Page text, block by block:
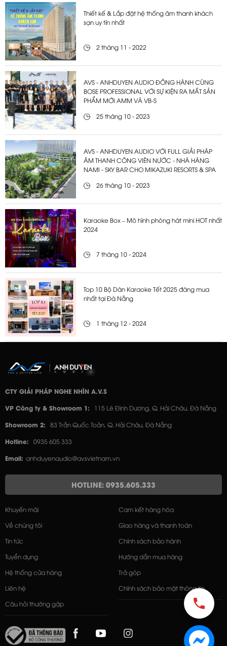
Thiết kế & Lắp đặt hệ thống âm thanh khách
sạn uy tín nhất
2 tháng 11 - 2022
AVS - ANHDUYEN AUDIO ĐỒNG HÀNH CÙNG
BOSE PROFESSIONAL VỚI SỰ KIỆN RA MẮT SẢN
PHẨM MỚI AMM VÀ VB-S
25 tháng 10 - 2023
AVS - ANHDUYEN AUDIO VỚI FULL GIẢI PHÁP
ÂM THANH CÔNG VIÊN NƯỚC - NHÀ HÀNG
NAMI - SKY BAR CHO MIKAZUKI RESORTS & SPA
26 tháng 10 - 2023
Karaoke Box – Mô hình phòng hát mini HOT nhất
2024
7 tháng 10 - 2024
Top 10 Bộ Dàn Karaoke Tết 2025 đáng mua
nhất tại Đà Nẵng
1 tháng 12 - 2024
CTY GIẢI PHÁP NGHE NHÌN A.V.S
VP Công ty & Showroom 1: 115 Lê Đình Dương, Q. Hải Châu, Đà Nẵng
Showroom 2: 83 Trần Quốc Toản, Q. Hải Châu, Đà Nẵng
Hotline: 0935 605 333
Email: anhduyenaudio@avsvietnam.vn
HOTLINE: 0935.605.333
Khuyến mãi
Về chúng tôi
Tin tức
Tuyển dụng
Hệ thống cửa hàng
Liên hệ
Câu hỏi thường gặp
Cam kết hàng hóa
Giao hàng và thanh toán
Chính sách bảo hành
Hướng dẫn mua hàng
Trả góp
Chính sách bảo mật thông tin